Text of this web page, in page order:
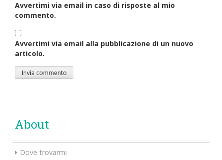
Avvertimi via email in caso di risposte al mio
commento.
Avvertimi via email alla pubblicazione di un nuovo
articolo.
About
Dove trovarmi